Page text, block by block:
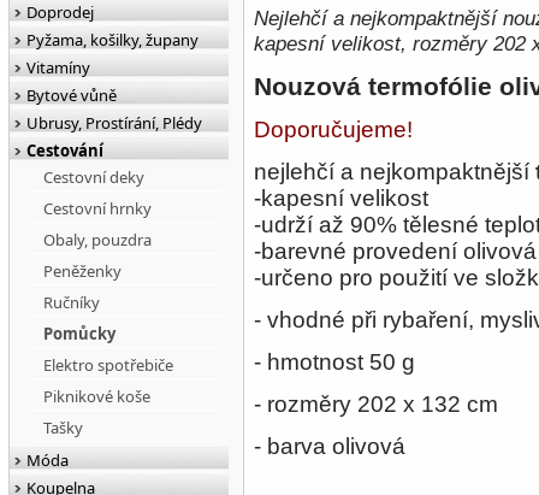
Nejlehčí a nejkompaktnější
kapesní velikost, rozměry 202
Nouzová termofólie
Doporučujeme!
nejlehčí a nejkompaktnější
-kapesní velikost
-udrží až 90% tělesné
-barevné provedení
-určeno pro použití ve
- vhodné při rybaření,
- hmotnost 50 g
- rozměry 202 x 132 cm
- barva olivová
Doprodej
Pyžama, košilky, župany
Vitamíny
Bytové vůně
Ubrusy, Prostírání, Plédy
Cestování
Cestovní deky
Cestovní hrnky
Obaly, pouzdra
Peněženky
Ručníky
Pomůcky
Elektro spotřebiče
Piknikové koše
Tašky
Móda
Koupelna